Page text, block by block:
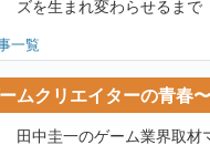
ズを生まれ変わらせるまで
ビュー】
一覧
ムクリエイターの青春〜
田中圭一のゲーム業界取材